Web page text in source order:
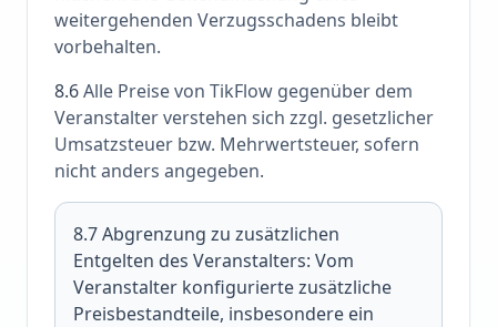
weitergehenden Verzugsschadens bleibt
vorbehalten.
8.6Alle Preise von TikFlow gegenüber dem
Veranstalter verstehen sich zzgl. gesetzlicher
Umsatzsteuer bzw. Mehrwertsteuer, sofern
nicht anders angegeben.
8.7 Abgrenzung zu zusätzlichen
Entgelten des Veranstalters: Vom
Veranstalter konfigurierte zusätzliche
Preisbestandteile, insbesondere ein